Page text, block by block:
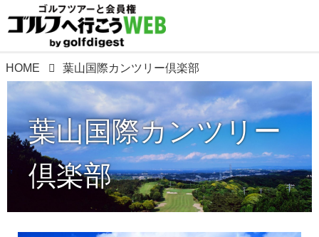
HOME 葉山国際カンツリー倶楽部
葉山国際カンツリー
倶楽部